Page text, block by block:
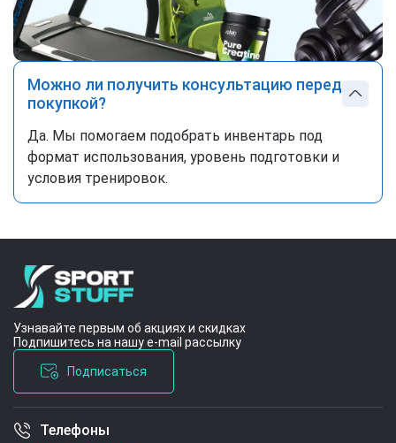
Можно ли получить консультацию перед
покупкой?
Да. Мы помогаем подобрать инвентарь под
формат использования, уровень подготовки и
условия тренировок.
Узнавайте первым об акциях и скидках
Подпишитесь на нашу e-mail рассылку
Подписаться
Условия соглашения
Телефоны